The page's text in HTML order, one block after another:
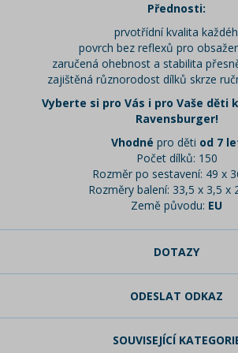
Přednosti:
prvotřídní kvalita
povrch bez reflexů pro
zaručená ohebnost a stabilita
zajištěná různorodost dílků skrze
Vyberte si pro Vás i pro Vaše děti
Ravensburger!
Vhodné pro děti od 7
Počet dílků: 150
Rozměr po sestavení: 49 x
Rozměry balení: 33,5 x 3,5 x
Země původu: EU
DOTAZY
ODESLAT ODKAZ
SOUVISEJÍCÍ